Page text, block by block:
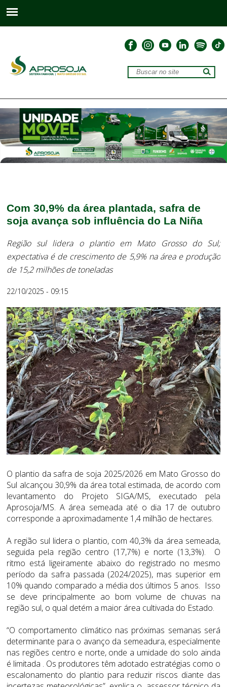
Com 30,9% da área plantada, safra de
soja avança sob influência do La Niña
Região sul lidera o plantio em Mato Grosso do Sul;
expectativa é de crescimento de 5,9% na área e produção
de 15,2 milhões de toneladas
22/10/2025 - 09:15
O plantio da safra de soja 2025/2026 em Mato Grosso do
Sul alcançou 30,9% da área total estimada, de acordo com
levantamento do Projeto SIGA/MS, executado pela
Aprosoja/MS. A área semeada até o dia 17 de outubro
corresponde a aproximadamente 1,4 milhão de hectares.
A região sul lidera o plantio, com 40,3% da área semeada,
seguida pela região centro (17,7%) e norte (13,3%). O
ritmo está ligeiramente abaixo do registrado no mesmo
período da safra passada (2024/2025), mas superior em
10% quando comparado a média dos últimos 5 anos. Isso
se deve principalmente ao bom volume de chuvas na
região sul, o qual detém a maior área cultivada do Estado.
“O comportamento climático nas próximas semanas será
determinante para o avanço da semeadura, especialmente
nas regiões centro e norte, onde a umidade do solo ainda
é limitada . Os produtores têm adotado estratégias como o
escalonamento do plantio para reduzir riscos diante das